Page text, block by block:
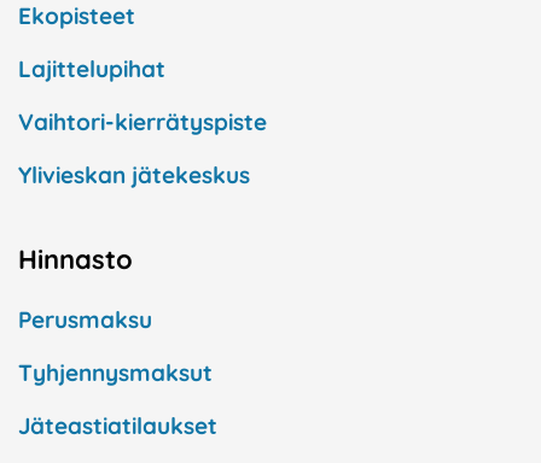
Ekopisteet
Lajittelupihat
Vaihtori-kierrätyspiste
Ylivieskan jätekeskus
Hinnasto
Perusmaksu
Tyhjennysmaksut
Jäteastiatilaukset